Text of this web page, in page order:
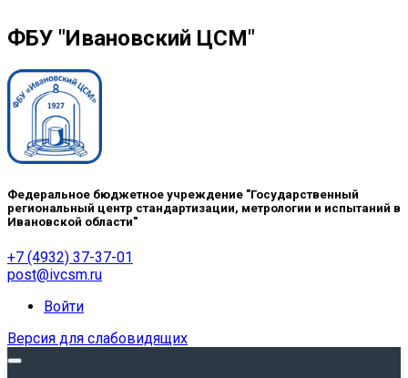
ФБУ "Ивановский ЦСМ"
Федеральное бюджетное учреждение "Государственный
региональный центр стандартизации, метрологии и испытаний в
Ивановской области"
+7 (4932) 37-37-01
post@ivcsm.ru
Войти
Версия для слабовидящих